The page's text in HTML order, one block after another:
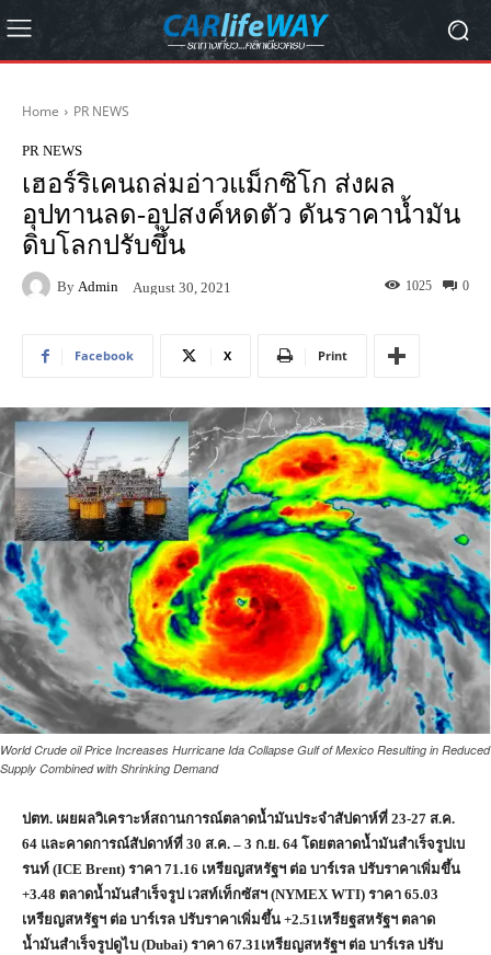
Home PR NEWS
PR NEWS
เฮอร์ริเคนถล่มอ่าวแม็กซิโก ส่งผล
อุปทานลด-อุปสงค์หดตัว ดันราคาน้ำมัน
ดิบโลกปรับขึ้น
By Admin August 30, 2021 0
1025
Facebook X Print
World Crude oil Price Increases Hurricane Ida Collapse Gulf of Mexico Resulting in Reduced
Supply Combined with Shrinking Demand
ปตท. เผยผลวิเคราะห์สถานการณ์ตลาดน้ำมันประจำสัปดาห์ที่ 23-27 ส.ค.
64 และคาดการณ์สัปดาห์ที่ 30 ส.ค. – 3 ก.ย. 64 โดยตลาดน้ำมันสำเร็จรูปเบ
รนท์ (ICE Brent) ราคา 71.16 เหรียญสหรัฐฯ ต่อ บาร์เรล ปรับราคาเพิ่มขึ้น
+3.48 ตลาดน้ำมันสำเร็จรูป เวสท์เท็กซัสฯ (NYMEX WTI) ราคา 65.03
เหรียญสหรัฐฯ ต่อ บาร์เรล ปรับราคาเพิ่มขึ้น +2.51เหรียฐสหรัฐฯ ตลาด
น้ำมันสำเร็จรูปดูไบ (Dubai) ราคา 67.31เหรียญสหรัฐฯ ต่อ บาร์เรล ปรับ